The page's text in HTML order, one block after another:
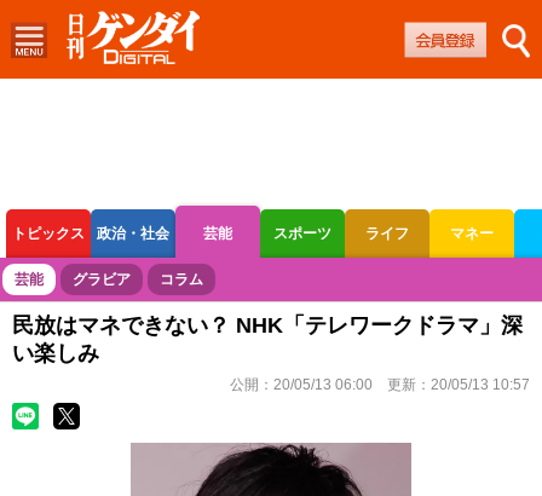
トピックス 政治・社会 芸能 スポーツ ライフ マネー
ボートレース 競輪 オートレース
芸能 グラビア コラム
民放はマネできない？ NHK「テレワークドラマ」深
い楽しみ
公開： 20/05/13 06:00 更新： 20/05/13 10:57